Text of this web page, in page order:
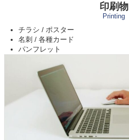
印刷物
Printing
チラシ / ポスター
名刺 / 各種カード
パンフレット